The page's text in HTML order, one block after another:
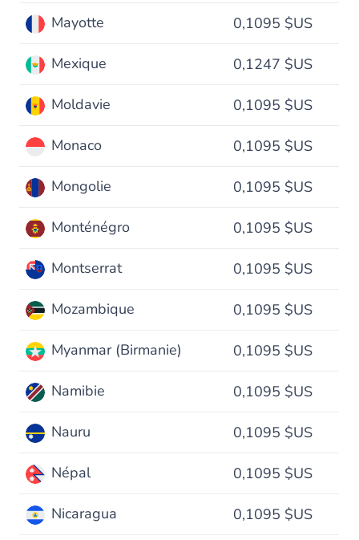
Mayotte 0,1095 $US
Mexique 0,1247 $US
Moldavie 0,1095 $US
Monaco 0,1095 $US
Mongolie 0,1095 $US
Monténégro 0,1095 $US
Montserrat 0,1095 $US
Mozambique 0,1095 $US
Myanmar (Birmanie) 0,1095 $US
Namibie 0,1095 $US
Nauru 0,1095 $US
Népal 0,1095 $US
Nicaragua 0,1095 $US